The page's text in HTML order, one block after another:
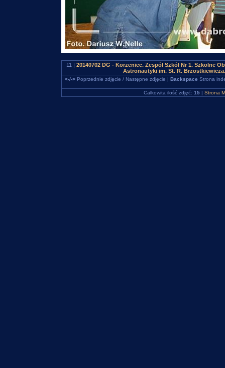
11 | 20140702 DG - Korzeniec. Zespół Szkół Nr 1. Szkolne
Astronautyki im. St. R.
<-/->Poprzednie zdjęcie / Następne zdjęcie | Backspace Strona
Całkowita ilość zdjęć: 15 | Strona